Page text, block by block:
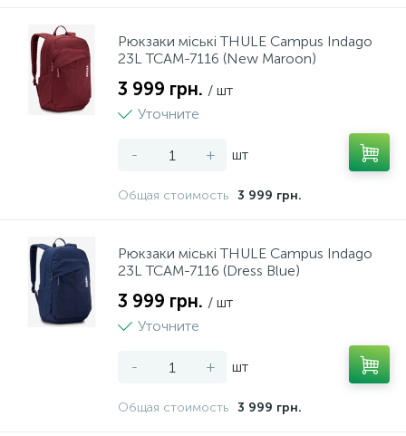
Рюкзаки міські THULE Campus Indago
23L TCAM-7116 (New Maroon)
3 999 грн. / шт
Уточните
- + шт
Общая стоимость 3 999 грн.
Рюкзаки міські THULE Campus Indago
23L TCAM-7116 (Dress Blue)
3 999 грн. / шт
Уточните
- + шт
Общая стоимость 3 999 грн.
Террасная доска
Подложка
Виниловый пол
Кровля
Лестницы
1
Стеновые панели
Кабелі, мережеві фільтри
Килимки
21
Комплекти
Миші
137
Штативи
Чохли для планшетів
Чохли для смартфонів
Кишені для дісків
Флеш-драйв
Фото техніка
Нічники
Різні іграшки
Творчість та розвиток
Принтери, сканери, БФП
Столы и стулья
Мала кухонна техніка
Пластикові меблі
Посуд